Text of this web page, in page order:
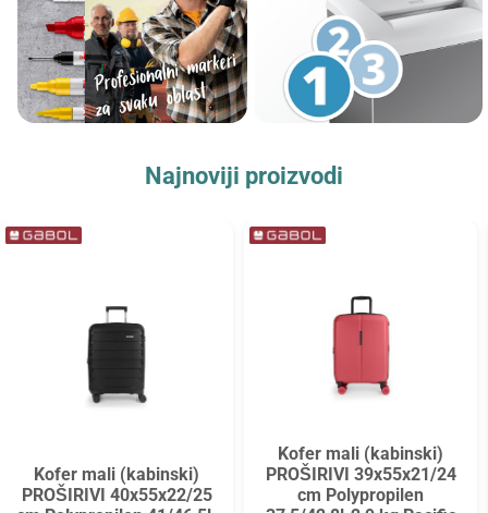
Najnoviji proizvodi
Kofer mali (kabinski)
PROŠIRIVI 40x55x22/25
Kofer mali (kabinski)
PROŠIRIVI 39x55x21/24
cm Polypropilen